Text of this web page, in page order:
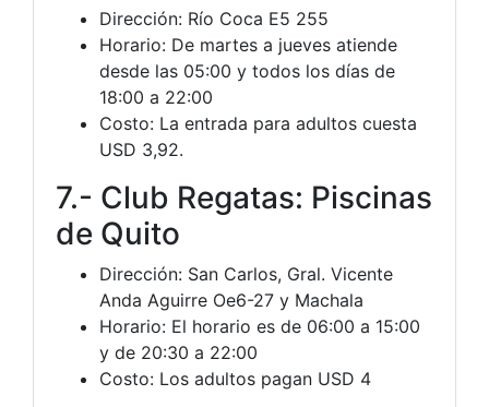
Dirección: Río Coca E5 255
Horario: De martes a jueves atiende
desde las 05:00 y todos los días de
18:00 a 22:00
Costo: La entrada para adultos cuesta
USD 3,92.
7.- Club Regatas: Piscinas
de Quito
Dirección: San Carlos, Gral. Vicente
Anda Aguirre Oe6-27 y Machala
Horario: El horario es de 06:00 a 15:00
y de 20:30 a 22:00
Costo: Los adultos pagan USD 4